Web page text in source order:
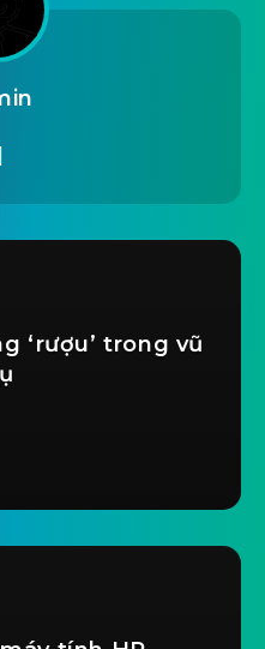
‘rượu’ trong vũ